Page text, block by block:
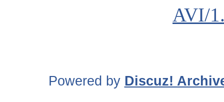
AVI/
Powered by Discuz!